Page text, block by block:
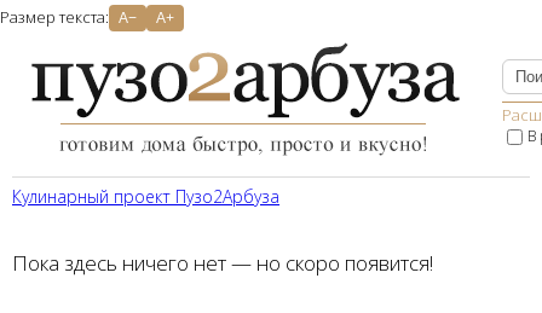
Размер текста: A− A+
В
Кулинарный проект Пузо2Aрбуза
Пока здесь ничего нет — но скоро появится!